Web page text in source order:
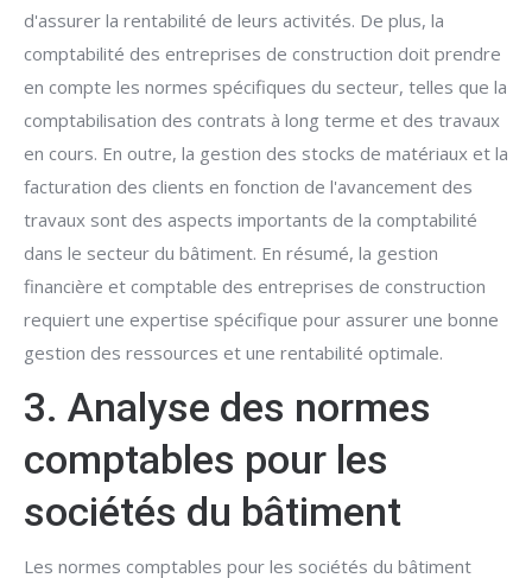
d'assurer la rentabilité de leurs activités. De plus, la
comptabilité des entreprises de construction doit prendre
en compte les normes spécifiques du secteur, telles que la
comptabilisation des contrats à long terme et des travaux
en cours. En outre, la gestion des stocks de matériaux et la
facturation des clients en fonction de l'avancement des
travaux sont des aspects importants de la comptabilité
dans le secteur du bâtiment. En résumé, la gestion
financière et comptable des entreprises de construction
requiert une expertise spécifique pour assurer une bonne
gestion des ressources et une rentabilité optimale.
3. Analyse des normes
comptables pour les
sociétés du bâtiment
Les normes comptables pour les sociétés du bâtiment